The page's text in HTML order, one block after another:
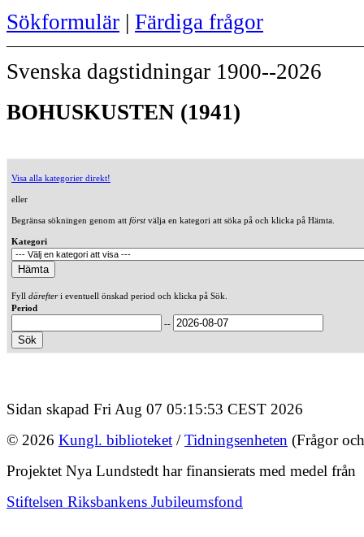
Sökformulär | Färdiga frågor
Svenska dagstidningar 1900--2026
BOHUSKUSTEN (1941)
Visa alla kategorier direkt!
eller
Begränsa sökningen genom att förstvälja en kategori att söka på och klicka på Hämta.
Kategori
Fyll därefteri eventuell önskad period och klicka på Sök.
Period
--
Sidan skapad Fri Aug 07 05:15:53 CEST 2026
© 2026 Kungl. biblioteket /Tidningsenheten (Frågor
Projektet Nya Lundstedt har finansierats med medel från
Stiftelsen Riksbankens Jubileumsfond